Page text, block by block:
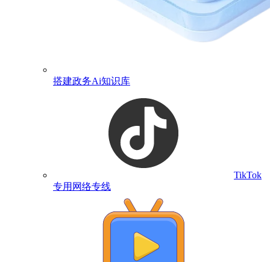
搭建政务Ai知识库
TikTok
专用网络专线